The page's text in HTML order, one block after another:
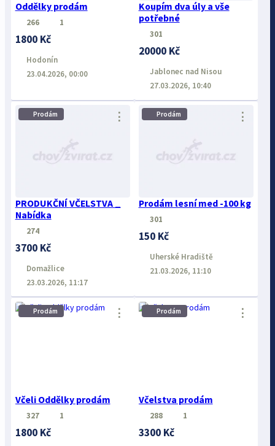
Oddělky prodám
266 1
1800 Kč
Hodonín
23.04.2026, 00:00
Koupím dva úly a vše
potřebné
301
20000 Kč
Jablonec nad Nisou
27.03.2026, 10:40
Prodám
PRODUKČNÍ VČELSTVA _
Nabídka
⋮
274
3700 Kč
Domažlice
23.03.2026, 11:17
Prodám
Prodám lesní med -100 kg
⋮
301
150 Kč
Uherské Hradiště
21.03.2026, 11:10
Prodám
Včeli Oddělky prodám
⋮
327 1
1800 Kč
Prodám
Včelstva prodám
⋮
288 1
3300 Kč